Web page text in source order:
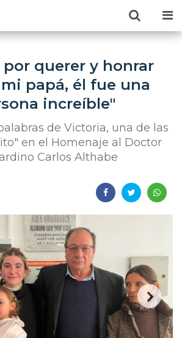
por querer y honrar
papá, él fue una
increíble"
de Victoria, una de las
en el Homenaje al Doctor
Carlos Althabe